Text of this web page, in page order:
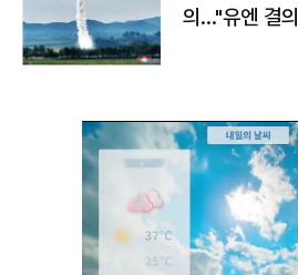
의…"유엔 결